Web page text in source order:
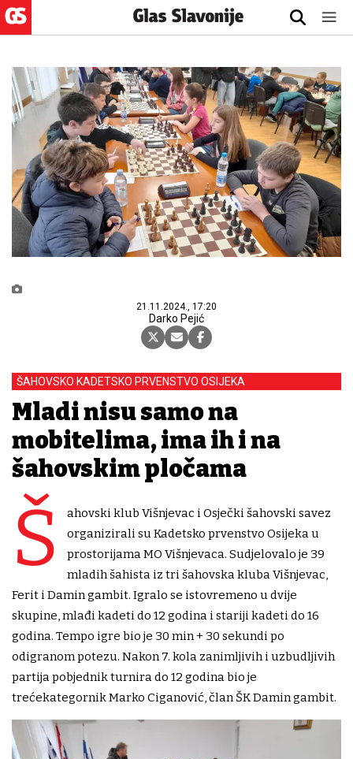
21.11.2024., 17:20
Darko Pejić
ŠAHOVSKO KADETSKO PRVENSTVO OSIJEKA
Mladi nisu samo na
mobitelima, ima ih i na
šahovskim pločama
Š
ahovski klub Višnjevac i Osječki šahovski savez
organizirali su Kadetsko prvenstvo Osijeka u
prostorijama MO Višnjevaca. Sudjelovalo je 39
mladih šahista iz tri šahovska kluba Višnjevac,
Ferit i Damin gambit. Igralo se istovremeno u dvije
skupine, mlađi kadeti do 12 godina i stariji kadeti do 16
godina. Tempo igre bio je 30 min + 30 sekundi po
odigranom potezu. Nakon 7. kola zanimljivih i uzbudljivih
partija pobjednik turnira do 12 godina bio je
trećekategornik Marko Ciganović, član ŠK Damin gambit.